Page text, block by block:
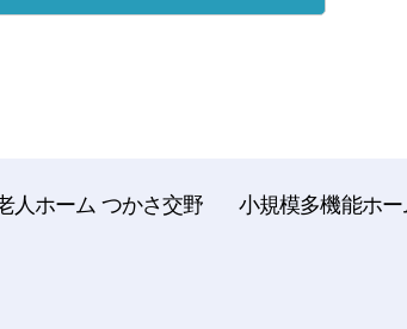
人ホーム つかさ交野 小規模多機能ホ